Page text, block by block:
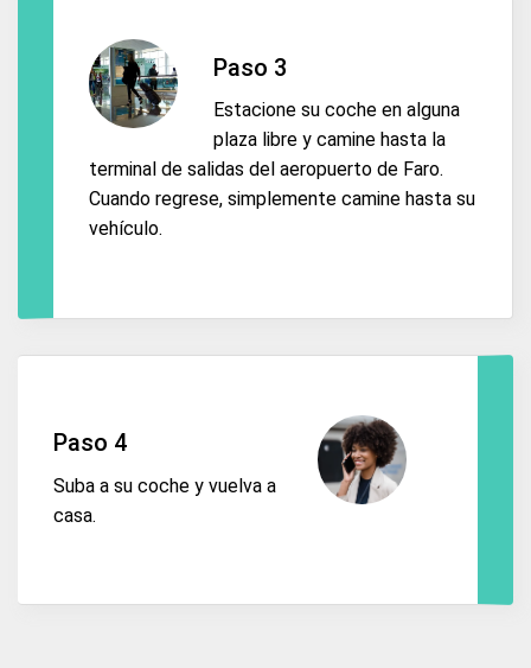
Paso 3
Estacione su coche en alguna
plaza libre y camine hasta la
terminal de salidas del aeropuerto de Faro.
Cuando regrese, simplemente camine hasta su
vehículo.
Paso 4
Suba a su coche y vuelva a
casa.